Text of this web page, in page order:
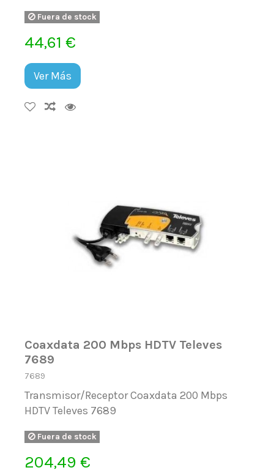
Fuera de stock
44,61 €
Ver Más
Coaxdata 200 Mbps HDTV Televes
7689
7689
Transmisor/Receptor Coaxdata 200 Mbps
HDTV Televes 7689
Fuera de stock
204,49 €